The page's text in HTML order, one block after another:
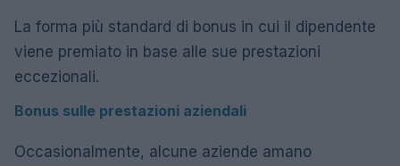
La forma più standard di bonus in cui il dipendente
viene premiato in base alle sue prestazioni
eccezionali.
Bonus sulle prestazioni aziendali
Occasionalmente, alcune aziende amano